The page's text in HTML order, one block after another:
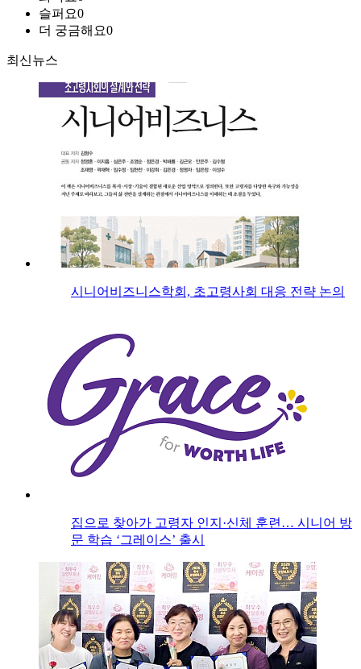
슬퍼요0
더 궁금해요0
최신뉴스
시니어비즈니스학회, 초고령사회 대응 전략 논의
집으로 찾아가 고령자 인지·신체 훈련… 시니어 방
문 학습 ‘그레이스’ 출시